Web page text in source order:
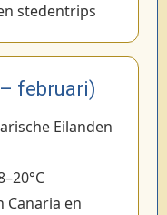
stedentrips
februari)
Eilanden
Canaria en